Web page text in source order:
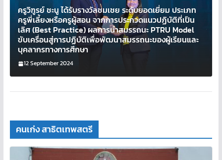
ครูวิฑูรย์ ชะนู ได้รับรางวัลชมเชย ระดับยอดเยี่ยม ประเภท
ครูพี่เลี้ยงหรือครูผู้สอน จากการประกวดแนวปฏิบัติที่เป็น
เลิศ (Best Practice) ผลการนำสมรรถนะ PTRU Model
ขับเครื่อนสู่การปฏิบัติเพื่อพัฒนาสมรรถนะของผู้เรียนและ
บุคลากรทางการศึกษา
12 September 2024
คนเก่ง สาธิตเทพสตรี